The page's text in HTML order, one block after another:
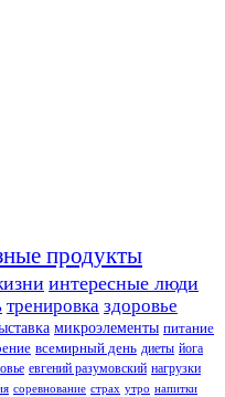
продукты
интересные люди
тренировка здоровье
микроэлементы питание
всемирный день диеты йога
евгений разумовский нагрузки
соревнование страх утро напитки